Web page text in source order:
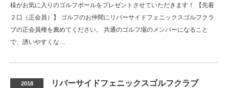
様がお気に入りのゴルフボールをプレゼントさせていただきます！ 【先着
２口（正会員）】 ゴルフのお仲間にリバーサイドフェニックスゴルフクラ
ブの正会員権を薦めてください。 共通のゴルフ場のメンバーになること
で、誘いやすくな…
2018 リバーサイドフェニックスゴルフクラブ